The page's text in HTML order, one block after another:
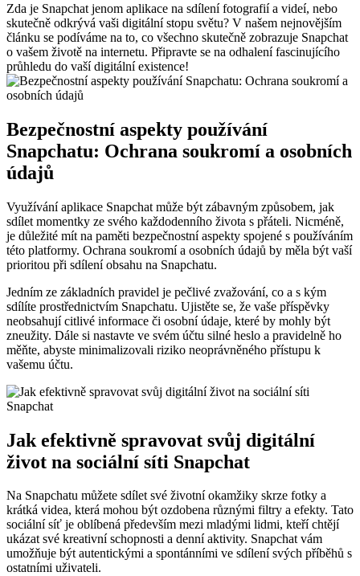
Zda je Snapchat jenom aplikace na sdílení fotografií a videí, nebo
skutečně odkrývá vaši digitální stopu světu? V našem nejnovějším
článku se podíváme na to, co všechno skutečně zobrazuje Snapchat
o vašem životě na internetu. Připravte se na odhalení fascinujícího
průhledu do vaší digitální existence!
Bezpečnostní aspekty používání
Snapchatu: Ochrana soukromí a osobních
údajů
Využívání aplikace Snapchat může být zábavným způsobem, jak
sdílet momentky ze svého každodenního života s přáteli. Nicméně,
je důležité mít na paměti bezpečnostní aspekty spojené s používáním
této platformy. Ochrana soukromí a osobních údajů by měla být vaší
prioritou při sdílení obsahu na Snapchatu.
Jedním ze základních pravidel je pečlivé zvažování, co a s kým
sdílíte prostřednictvím Snapchatu. Ujistěte se, že vaše příspěvky
neobsahují citlivé informace či osobní údaje, které by mohly být
zneužity. Dále si nastavte ve svém účtu silné heslo a pravidelně ho
měňte, abyste minimalizovali riziko neoprávněného přístupu k
vašemu účtu.
Jak efektivně spravovat svůj digitální
život na sociální síti Snapchat
Na Snapchatu můžete sdílet své životní okamžiky skrze fotky a
krátká videa, která mohou být ozdobena různými filtry a efekty. Tato
sociální síť je oblíbená především mezi mladými lidmi, kteří chtějí
ukázat své kreativní schopnosti a denní aktivity. Snapchat vám
umožňuje být autentickými a spontánními ve sdílení svých příběhů s
ostatními uživateli.